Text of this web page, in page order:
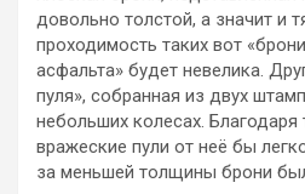
довольно толстой, а значит и
проходимость таких вот
асфальта» будет невелика.
пуля», собранная из двух
небольших колесах.
вражеские пули от неё бы
за меньшей толщины брони